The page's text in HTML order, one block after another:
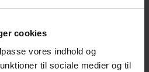
cookies
vores indhold og
til sociale medier og til